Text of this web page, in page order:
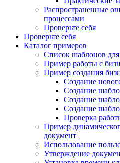
Распространенные
процессами
Проверьте себя
Проверьте себя
Каталог примеров
Список шаблонов
Пример работы с
Пример создания
Создание
Создание
Создание
Создание
Проверка
Пример
документ
Использование
Утверждение